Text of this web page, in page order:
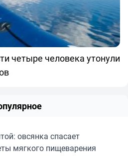
четыре человека утонули
овсянка спасает
мягкого пищеварения